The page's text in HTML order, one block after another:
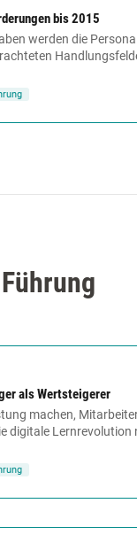
bis 2015
werden die
als Wertsteigerer
machen,
digitale